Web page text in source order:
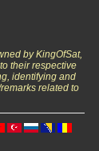
by KingOfSat,
their respective
identifying and
related to